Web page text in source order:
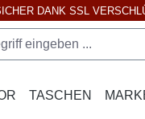
DANK SSL
TASCHEN